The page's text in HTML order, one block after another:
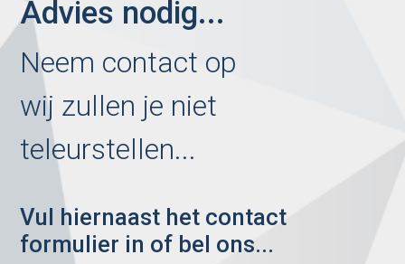
Advies nodig...
Neem contact op
wij zullen je niet
teleurstellen...
Vul hiernaast het contact
formulier in of bel ons...